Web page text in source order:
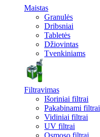
Maistas
Granulės
Dribsniai
Tabletės
Džiovintas
Tvenkiniams
Filtravimas
Išoriniai filtrai
Pakabinami filtrai
Vidiniai filtrai
UV filtrai
Osmoso filtrai